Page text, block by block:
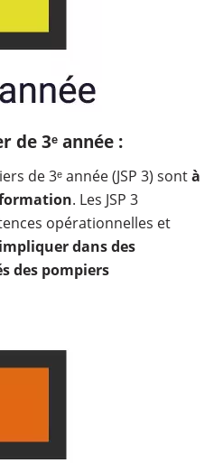
de 3ᵉ année :
de 3ᵉ année (JSP 3) sontà
. Les JSP 3
opérationnelles et
dans des
des pompiers